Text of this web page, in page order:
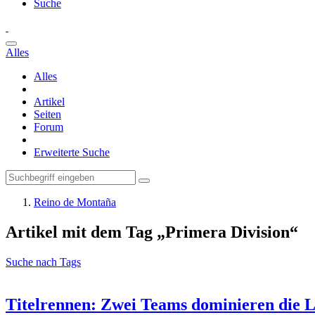
Suche
Alles
Alles
Artikel
Seiten
Forum
Erweiterte Suche
Reino de Montaña
Artikel mit dem Tag „Primera Division“
Suche nach Tags
Titelrennen: Zwei Teams dominieren die